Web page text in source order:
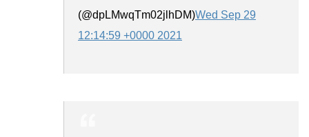
(@dpLMwqTm02jlhDM)Wed Sep 29
12:14:59 +0000 2021